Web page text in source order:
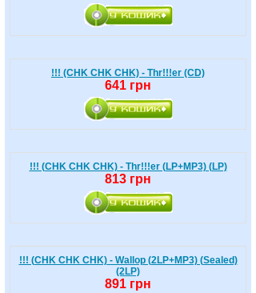
!!! (CHK CHK CHK) - Thr!!!er (CD)
641 грн
!!! (CHK CHK CHK) - Thr!!!er (LP+MP3) (LP)
813 грн
!!! (CHK CHK CHK) - Wallop (2LP+MP3) (Sealed)
(2LP)
891 грн